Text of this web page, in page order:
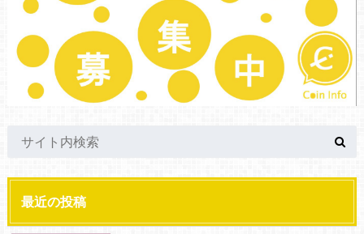
最近の投稿